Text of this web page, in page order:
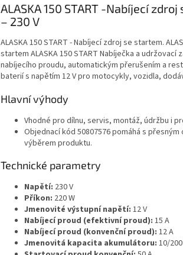
ALASKA 150 START -Nabíjecí
– 230 V
ALASKA 150 START - Nabíjecí zdroj se startem.
startem ALASKA 150 START Nabíječka a
nabíjecího proudu, automatickým přerušením a
baterií s napětím 12 V pro motocykly, vozidla,
Hlavní výhody
Vhodné pro dílnu, servis, montáž, údržbu i
Objednací kód 50807576 pomáhá s
výběrem produktu.
Technické parametry
Napětí: 230 V
Příkon: 220 W
Jmenovité výstupní napětí: 12 V
Nabíjecí proud (efektivní proud): 15 A
Nabíjecí proud (konvenční proud): 12 A
Jmenovitá kapacita akumulátoru: 10/